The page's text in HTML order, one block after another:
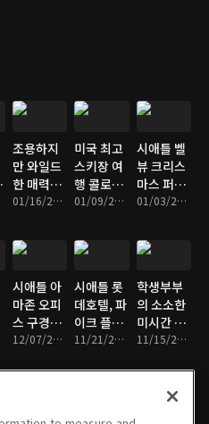
조용하지
만 와일드
한 매력의
디트로이01/16/2022 • 9분
미국 최고
스키장 여
행 콜로라
도 베일 01/09/2022 • 11분
시애틀 벨
뷰 크리스
마스 퍼레
이드
01/03/2022 • 17분
시애틀 아
마존 오피
스 구경하
기
12/07/2021 • 9분
시애틀 롯
데호텔, 파
이크 플레
이스
11/21/2021 • 12분
학생부부
의 소소한
미시간 캠
퍼스 라이
11/15/2021 • 11분